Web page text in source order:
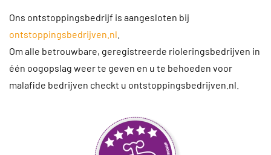
Ons ontstoppingsbedrijf is aangesloten bij
ontstoppingsbedrijven.nl
Om alle betrouwbare, geregistreerde rioleringsbedrijven in
één oogopslag weer te geven en u te behoeden voor
malafide bedrijven checkt u ontstoppingsbedrijven.nl.